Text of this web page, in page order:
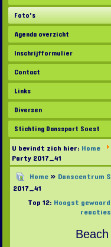
Foto's
Agenda overzicht
Inschrijfformulier
Contact
Links
Diversen
Stichting Danssport Soest
U bevindt zich hier: Home
Party 2017_41
Home» Danscentrum
2017_41
Top 12: Hoogst
reacties